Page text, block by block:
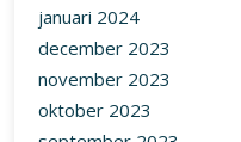
januari 2024
december 2023
november 2023
oktober 2023